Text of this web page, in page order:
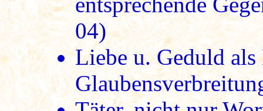
04)
Liebe u. Geduld